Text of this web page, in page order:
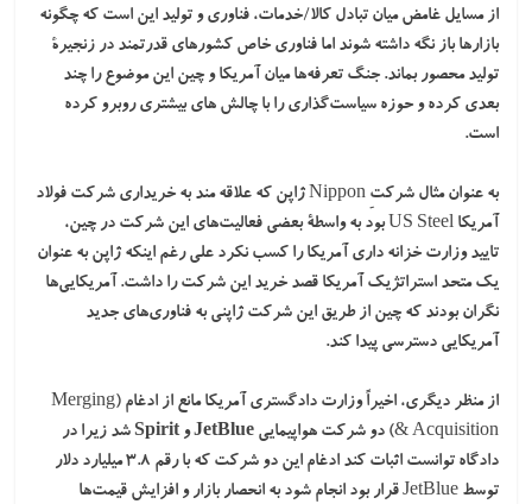
از مسایل غامض میان تبادل کالا/خدمات، فناوری و تولید این است که چگونه
بازارها باز نگه داشته شوند اما فناوری خاص کشورهای قدرتمند در زنجیرۀ
تولیدمحصوربماند. جنگ تعرفه‌ها میان آمریکا و چین این موضوع را چند
بعدی کرده و حوزه سیاست‌گذاری را با چالش های بیشتری روبرو کرده
است.
به عنوان مثال شرکتِ Nippon ژاپن که علاقه مند به خریداری شرکت فولاد
آمریکا US Steel بود به واسطۀ بعضی فعالیت‌های این شرکت در چین،
تایید وزارت خزانه ‌داری آمریکا را کسب نکرد علی رغم اینکه ژاپن به عنوان
یک متحد استراتژیک آمریکا قصد خرید این شرکت را داشت. آمریکایی‌ها
نگران بودند که چین از طریق این شرکت ژاپنی به فناوری‌های جدید
آمریکایی دسترسی پیدا کند.
از منظر دیگری، اخیراً وزارت دادگستری آمریکا مانع از ادغام (Merging
& Acquisition) دو
شرکت هواپیمایی JetBlue و Spirit
شد زیرا در
دادگاه توانست اثبات کند ادغام این دو شرکت که با رقم ۳.۸ میلیارد دلار
توسط JetBlue قرار بود انجام شود به انحصار بازار و افزایش قیمت‌ها